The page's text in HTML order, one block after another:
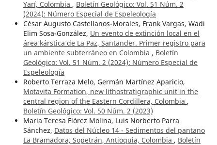
Yarí, Colombia , Boletín Geológico: Vol. 51 Núm. 2
(2024): Número Especial de Espeleología
César Augusto Castellanos-Morales, Frank Vargas, Wadi
Elim Sosa-González, Un evento de extinción local en el
área kárstica de La Paz, Santander. Primer registro para
un ambiente subterráneo en Colombia , Boletín
Geológico: Vol. 51 Núm. 2 (2024): Número Especial de
Espeleología
Roberto Terraza Melo, Germán Martínez Aparicio,
Motavita Formation, new lithostratigraphic unit in the
central region of the Eastern Cordillera, Colombia ,
Boletín Geológico: Vol. 50 Núm. 2 (2023)
Maria Teresa Flórez Molina, Luis Norberto Parra
Sánchez, Datos del Núcleo 14 - Sedimentos del pantano
La Bramadora, Sopetrán, Antioquia, Colombia , Boletín